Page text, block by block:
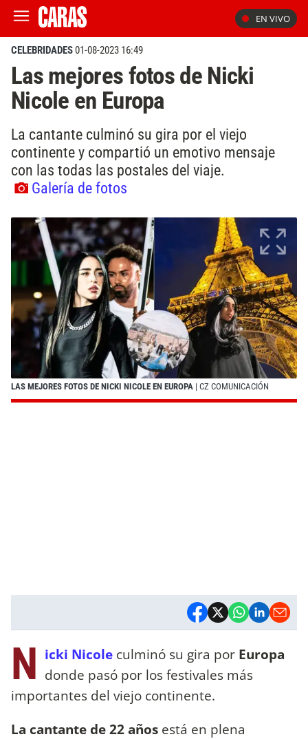
EN VIVO
CELEBRIDADES01-08-2023 16:49
Las mejores fotos de Nicki
Nicole en Europa
La cantante culminó su gira por el viejo
continente y compartió un emotivo mensaje
con las todas las postales del viaje.
Galería de fotos
LAS MEJORES FOTOS DE NICKI NICOLE EN EUROPA | CZ COMUNICACIÓN
N icki Nicole culminó su gira por Europa
donde pasó por los festivales más
importantes del viejo continente.
La cantante de 22 años está en plena